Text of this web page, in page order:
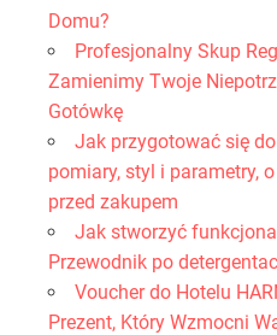
Domu?
Profesjonalny Skup
Zamienimy Twoje
Gotówkę
Jak przygotować się
pomiary, styl i parametry,
przed zakupem
Jak stworzyć
Przewodnik po
Voucher do Hotelu
Prezent, Który Wzmocni